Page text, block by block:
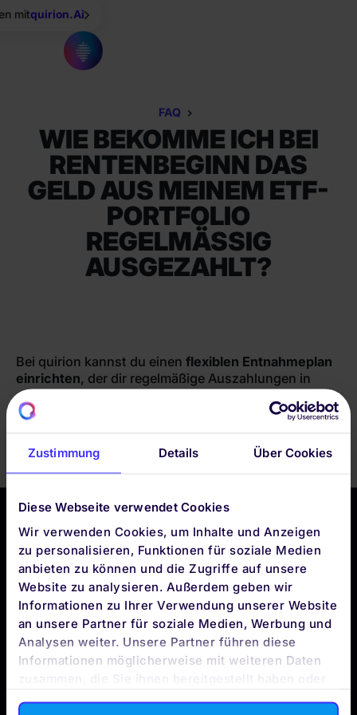
Zustimmung Details Über Cookies
Diese Webseite verwendet Cookies
Wir verwenden Cookies, um Inhalte und Anzeigen
zu personalisieren, Funktionen für soziale Medien
anbieten zu können und die Zugriffe auf unsere
Website zu analysieren. Außerdem geben wir
Informationen zu Ihrer Verwendung unserer Website
an unsere Partner für soziale Medien, Werbung und
Analysen weiter. Unsere Partner führen diese
Informationen möglicherweise mit weiteren Daten
zusammen, die Sie ihnen bereitgestellt haben oder
mitquirion.Ai
FAQ
WIE BEKOMME ICH BEI
RENTENBEGINN DAS
GELD AUS MEINEM ETF-
PORTFOLIO
REGELMÄSSIG A
USGEZAHLT?
Bei quirion kannst du einen flexiblen Entnahmeplan
einrichten, der dir regelmäßige Auszahlungen in
selbst gewählter Höhe ermöglicht.
DIE QUIRION APP
BLEIBE
APP-TO-DATE